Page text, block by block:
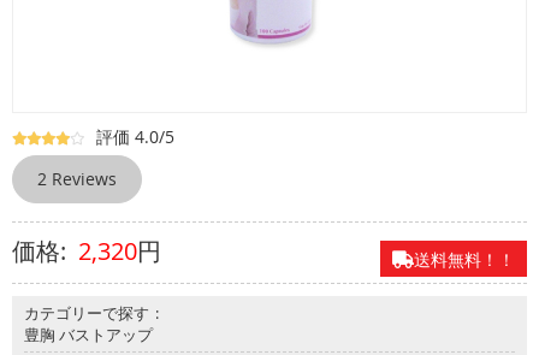
お
問
合
よ
く
あ
このガオクルアに注目したタイの大学がガオクルアの成分分析を
行ったところ、ガウクルアには何と大豆の40倍もののイソフラ
や美肌にも有効なことが判明しました。
確かにモン族の女性は色が白く、胸が大きいのが特徴です。
ガウクルア・バイオは自然の植物から抽出された成分が配合され
ているので、副作用の心配はほとんどなく安全性が高いので安心
して使えます。
さらにバストアップや美肌の他にも更年期障害など、ホルモンの
バランスが原因で起こる様々な症状の改善にも効果があります。
評価 4.0/5
2 Reviews
2,320円 送料無料！！
カテゴリーで探す
豊胸 バストアップ